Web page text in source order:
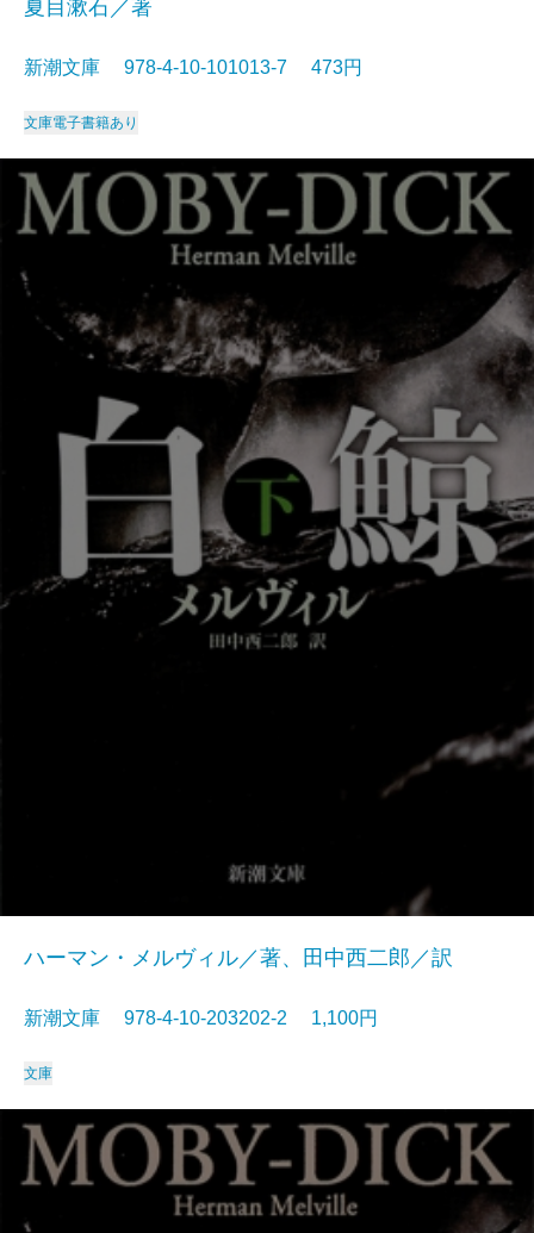
夏目漱石／著
新潮文庫 978-4-10-101013-7 473円
文庫電子書籍あり
ハーマン・メルヴィル／著、田中西二郎／訳
新潮文庫 978-4-10-203202-2 1,100円
文庫